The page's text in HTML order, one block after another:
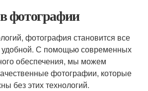
фотографии
фотография становится все
удобной. С помощью современных
обеспечения, мы можем
фотографии, которые
без этих технологий.